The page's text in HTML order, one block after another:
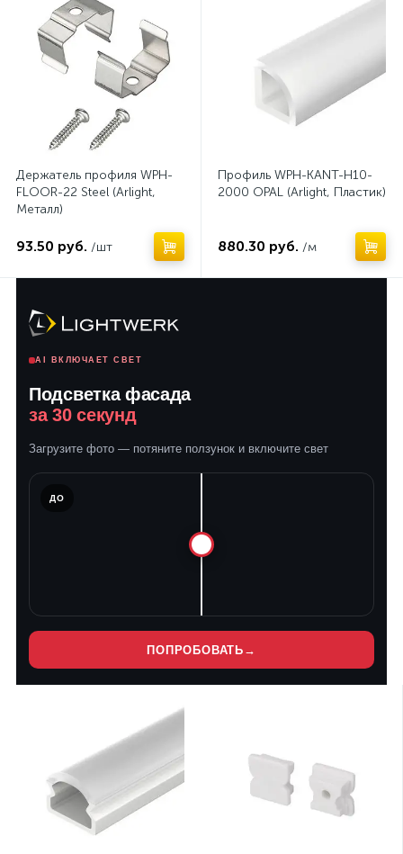
Держатель профиля WPH-
FLOOR-22 Steel (Arlight,
Металл)
93.50 руб. /шт
Профиль WPH-KANT-H10-
2000 OPAL (Arlight, Пластик)
880.30 руб. /м
AI ВКЛЮЧАЕТ СВЕТ
Подсветка фасада
за 30 секунд
Загрузите фото — потяните ползунок и включите свет
ДО
ПОПРОБОВАТЬ →